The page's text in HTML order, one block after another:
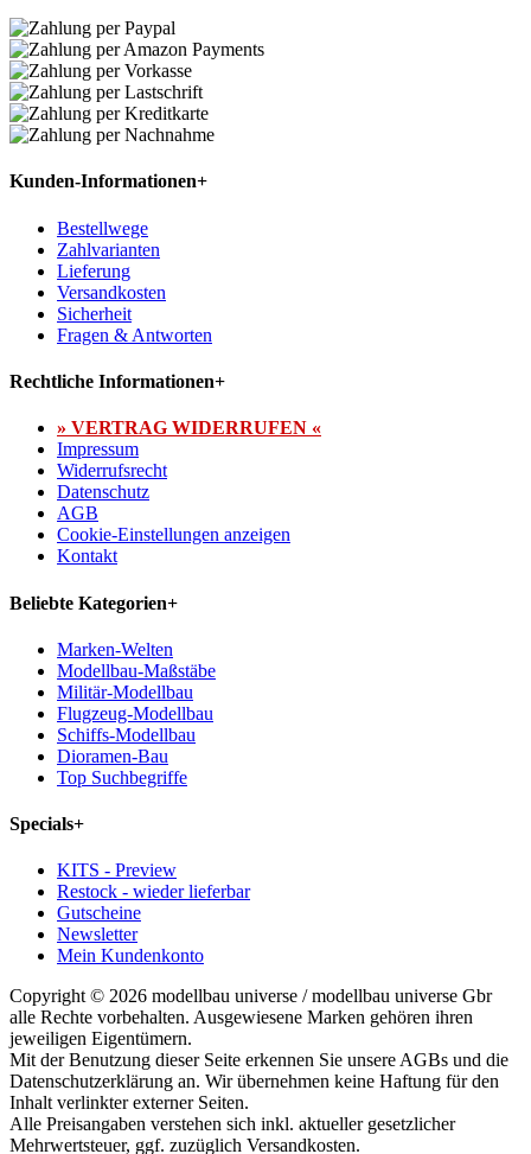
Kunden-Informationen+
Bestellwege
Zahlvarianten
Lieferung
Versandkosten
Sicherheit
Fragen & Antworten
Rechtliche Informationen+
» VERTRAG WIDERRUFEN «
Impressum
Widerrufsrecht
Datenschutz
AGB
Cookie-Einstellungen anzeigen
Kontakt
Beliebte Kategorien+
Marken-Welten
Modellbau-Maßstäbe
Militär-Modellbau
Flugzeug-Modellbau
Schiffs-Modellbau
Dioramen-Bau
Top Suchbegriffe
Specials+
KITS - Preview
Restock - wieder lieferbar
Gutscheine
Newsletter
Mein Kundenkonto
Copyright © 2026 modellbau universe / modellbau universe Gbr
alle Rechte vorbehalten. Ausgewiesene Marken gehören ihren
jeweiligen Eigentümern.
Mit der Benutzung dieser Seite erkennen Sie unsere AGBs und die
Datenschutzerklärung an. Wir übernehmen keine Haftung für den
Inhalt verlinkter externer Seiten.
Alle Preisangaben verstehen sich inkl. aktueller gesetzlicher
Mehrwertsteuer, ggf. zuzüglich Versandkosten.